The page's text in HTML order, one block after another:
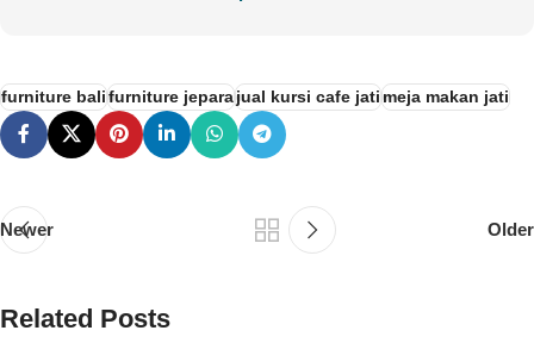
furniture bali furniture jeparajual kursi cafe jati meja makan jati
Newer Older
Related Posts